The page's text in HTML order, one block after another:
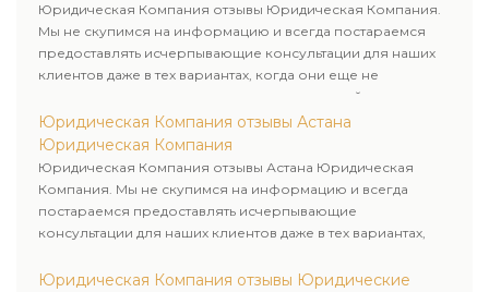
Юридическая Компания отзывы Юридическая Компания.
Мы не скупимся на информацию и всегда постараемся
предоставлять исчерпывающие консультации для наших
клиентов даже в тех вариантах, когда они еще не
пользовались юридическими услугами нашей компании.
Юридическая Компания отзывы Астана
Юридическая Компания
Юридическая Компания отзывы Астана Юридическая
Компания. Мы не скупимся на информацию и всегда
постараемся предоставлять исчерпывающие
консультации для наших клиентов даже в тех вариантах,
нашей компании.
Юридическая Компания отзывы Юридические